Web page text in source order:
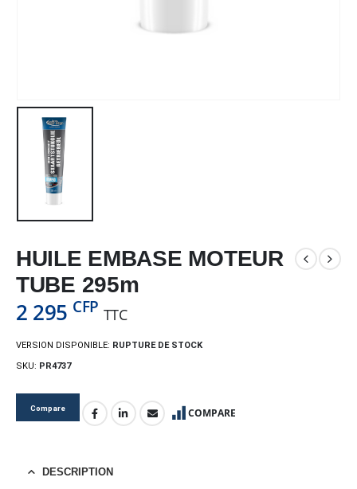
HUILE EMBASE MOTEUR
TUBE 295m
2 295 CFP TTC
VERSION DISPONIBLE: RUPTURE DE STOCK
SKU: PR4737
Compare COMPARE
DESCRIPTION